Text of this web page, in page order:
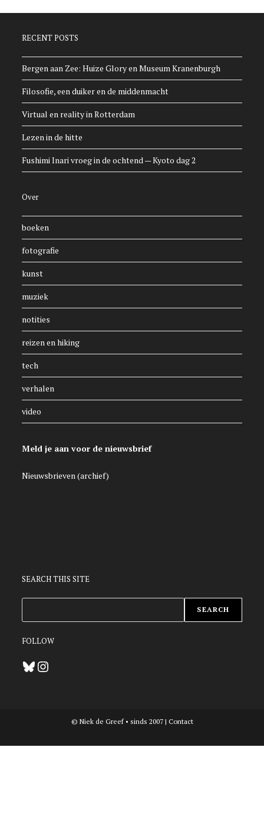
RECENT POSTS
Bergen aan Zee: Huize Glory en Museum Kranenburgh
Filosofie, een duiker en de middenmacht
Virtual en reality in Rotterdam
Lezen in de hitte
Fushimi Inari vroeg in de ochtend — Kyoto dag 2
Over
boeken
fotografie
kunst
muziek
notities
reizen en hiking
tech
verhalen
video
Meld je aan voor de nieuwsbrief
Nieuwsbrieven (archief)
SEARCH THIS SITE
SEARCH
FOLLOW
BlueskyInstagram
© Niek de Greef • sinds 2007 | Contact